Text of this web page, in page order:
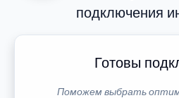
подключения
Готовы
Поможем выбрать